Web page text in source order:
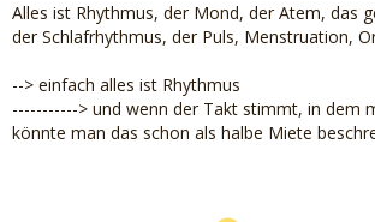
Alles ist Rhythmus, der Mond, der Atem, das
der Schlafrhythmus, der Puls, Menstruation,
--> einfach alles ist Rhythmus
-----------> und wenn der Takt stimmt, in dem
könnte man das schon als halbe Miete